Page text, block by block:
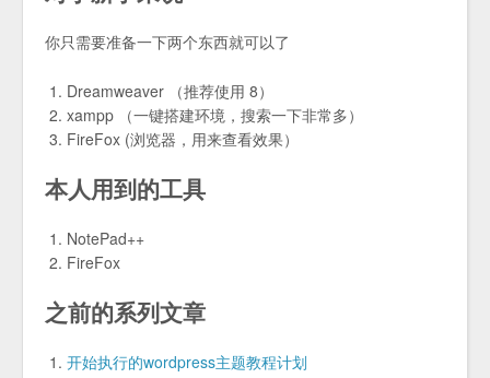
你只需要准备一下两个东西就可以了
Dreamweaver （推荐使用 8）
xampp （一键搭建环境，搜索一下非常多）
FireFox (浏览器，用来查看效果）
本人用到的工具
NotePad++
FireFox
之前的系列文章
开始执行的wordpress主题教程计划